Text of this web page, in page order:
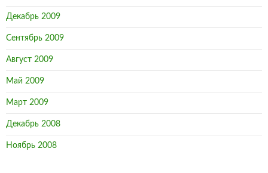
Декабрь 2009
Сентябрь 2009
Август 2009
Май 2009
Март 2009
Декабрь 2008
Ноябрь 2008